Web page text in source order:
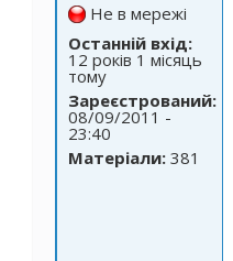
Не в мережі
Останній вхід:
12 років 1 місяць
тому
Зареєстрований:
08/09/2011 -
23:40
Матеріали: 381